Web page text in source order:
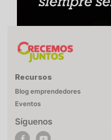
Recursos
Blog emprendedores
Eventos
Síguenos
POLÍTICA DE COOKIES